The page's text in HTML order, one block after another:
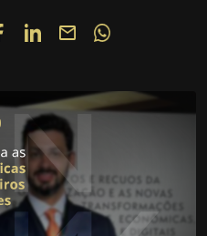
Alto contraste